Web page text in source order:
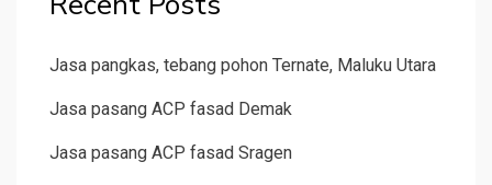
Jasa pangkas, tebang pohon Ternate, Maluku Utara
Jasa pasang ACP fasad Demak
Jasa pasang ACP fasad Sragen